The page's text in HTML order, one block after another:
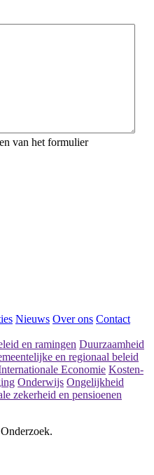
van het formulier
Nieuws Over ons Contact
en ramingen Duurzaamheid
en regionaal beleid
Economie Kosten-
Onderwijs Ongelijkheid
zekerheid en pensioenen